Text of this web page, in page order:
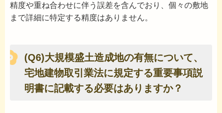
精度や重ね合わせに伴う誤差を含んでおり、個々の敷地
まで詳細に特定する精度はありません。
(Q6)大規模盛土造成地の有無について、
宅地建物取引業法に規定する重要事項説
明書に記載する必要はありますか？